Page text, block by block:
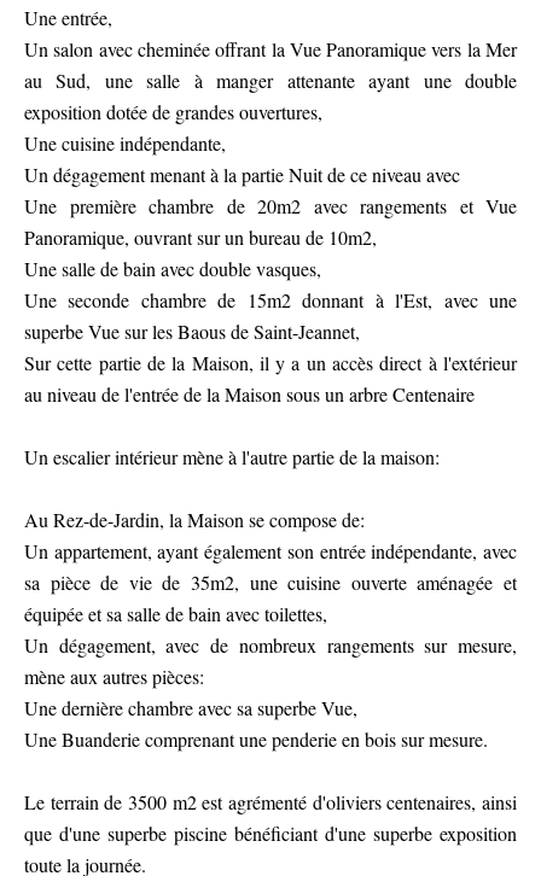
Une entrée,
Un salon avec cheminée offrant la Vue Panoramique vers la Mer
au Sud, une salle à manger attenante ayant une double
exposition dotée de grandes ouvertures,
Une cuisine indépendante,
Un dégagement menant à la partie Nuit de ce niveau avec
Une première chambre de 20m2 avec rangements et Vue
Panoramique, ouvrant sur un bureau de 10m2,
Une salle de bain avec double vasques,
Une seconde chambre de 15m2 donnant à l'Est, avec une
superbe Vue sur les Baous de Saint-Jeannet,
Sur cette partie de la Maison, il y a un accès direct à l'extérieur
au niveau de l'entrée de la Maison sous un arbre Centenaire
Un escalier intérieur mène à l'autre partie de la maison:
Au Rez-de-Jardin, la Maison se compose de:
Un appartement, ayant également son entrée indépendante, avec
sa pièce de vie de 35m2, une cuisine ouverte aménagée et
équipée et sa salle de bain avec toilettes,
Un dégagement, avec de nombreux rangements sur mesure,
mène aux autres pièces:
Une dernière chambre avec sa superbe Vue,
Une Buanderie comprenant une penderie en bois sur mesure.
Le terrain de 3500 m2 est agrémenté d'oliviers centenaires, ainsi
que d'une superbe piscine bénéficiant d'une superbe exposition
toute la journée.